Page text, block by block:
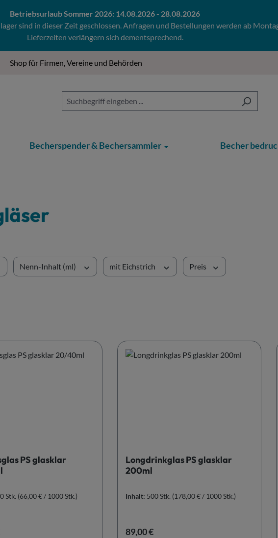
Betriebsurlaub Sommer 2026: 14.08.2026 - 28.08.2026
sind in dieser Zeit geschlossen. Anfragen und Bestellungen werden ab
Lieferzeiten verlängern sich dementsprechend.
Shop für Firmen, Vereine und Behörden
Becherspender & Bechersammler Becher
Nenn-Inhalt (ml) mit Eichstrich Preis
PS glasklar
Stk. (66,00 € / 1000 Stk.)
Preis:
Longdrinkglas PS glasklar
200ml
Inhalt: 500 Stk. (178,00 € / 1000 Stk.)
Regulärer Preis:
89,00 €